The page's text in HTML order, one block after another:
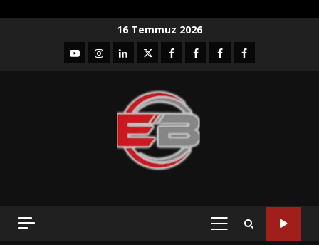
16 Temmuz 2026
YouTubeInstagram
LinkedIntwitterfacebook-Facebook-
Facebook-Facebook-
PRIMARY